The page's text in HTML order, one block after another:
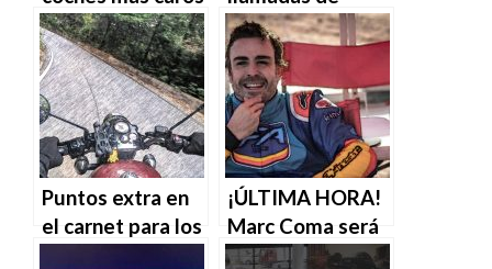
del mundo
teléfono de
conductores
implicados en
accidentes,
¿acierto o error?
Puntos extra en
el carnet para los
¡ÚLTIMA HORA!
Marc Coma será
el copiloto de